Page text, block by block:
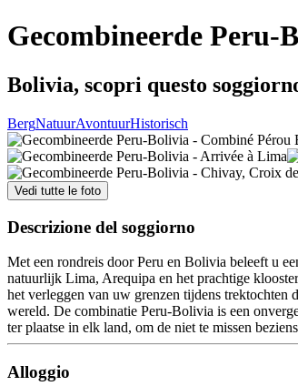
Gecombineerde Peru-
Bolivia, scopri questo
BergNatuurAvontuurHistorisch
Vedi tutte le foto
Descrizione del soggiorno
Met een rondreis door Peru en Bolivia beleeft u
natuurlijk Lima, Arequipa en het prachtige
het verleggen van uw grenzen tijdens trektochten
wereld. De combinatie Peru-Bolivia is een
ter plaatse in elk land, om de niet te missen
Alloggio